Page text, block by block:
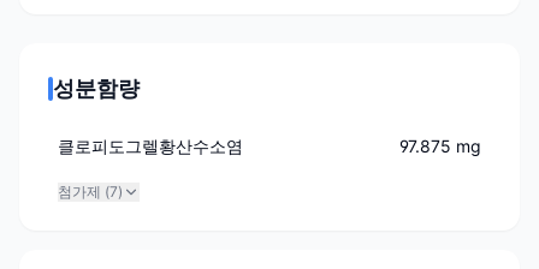
성분함량
클로피도그렐황산수소염 97.875 mg
첨가제 (7)